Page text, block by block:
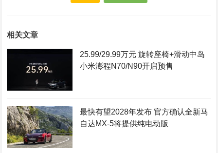
相关文章
25.99/29.99万元 旋转座椅+滑动中岛
小米澎程N70/N90开启预售
最快有望2028年发布 官方确认全新马
自达MX-5将提供纯电动版